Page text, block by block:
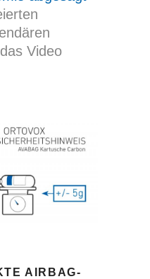
Video
AIRBAG-